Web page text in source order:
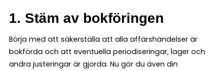
1. Stäm av bokföringen
Börja med att säkerställa att alla affärshändelser är
bokförda och att eventuella periodiseringar, lager och
andra justeringar är gjorda. Nu gör du även din